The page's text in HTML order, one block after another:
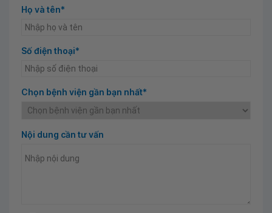
Họ và tên*
Số điện thoại*
Chọn bệnh viện gần bạn nhất*
Nội dung cần tư vấn